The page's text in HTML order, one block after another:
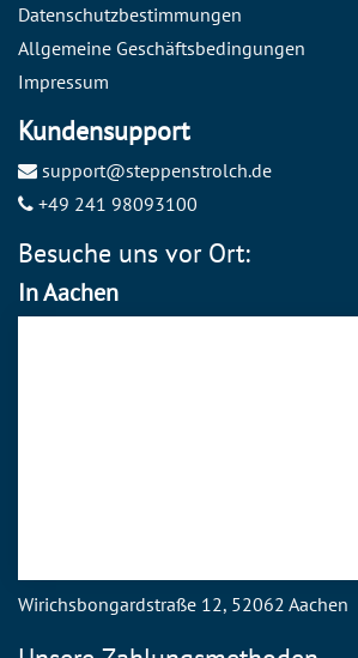
Besuche uns vor Ort:
In Aachen
Wirichsbongardstraße 12, 52062 Aachen
Datenschutzbestimmungen
Allgemeine Geschäftsbedingungen
Impressum
Kundensupport
support@steppenstrolch.de
+49 241 98093100